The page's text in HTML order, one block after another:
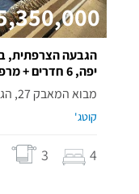
הגבעה הצרפתית,
יפה, 6 חדרים + מרפסת סוכה גדולה!
מבוא המאבק 27, הגבעה הצרפתית
קוטג'
4
3